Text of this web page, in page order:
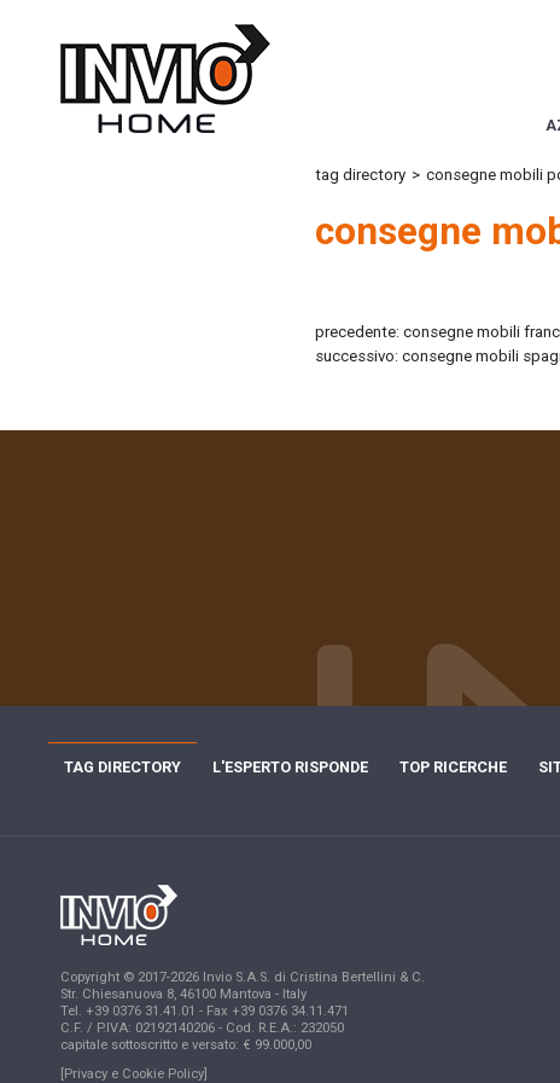
tag directory > consegne mobili
consegne
precedente: consegne mobili
successivo: consegne mobili
TAG DIRECTORY L'ESPERTO RISPONDE TOP RICERCHE
Copyright © 2017-2026 Invio S.A.S. di Cristina Bertellini & C.
Str. Chiesanuova 8, 46100 Mantova - Italy
Tel. +39 0376 31.41.01 - Fax +39 0376 34.11.471
C.F. / P.IVA: 02192140206 - Cod. R.E.A.: 232050
capitale sottoscritto e versato: € 99.000,00
[Privacy e Cookie Policy]